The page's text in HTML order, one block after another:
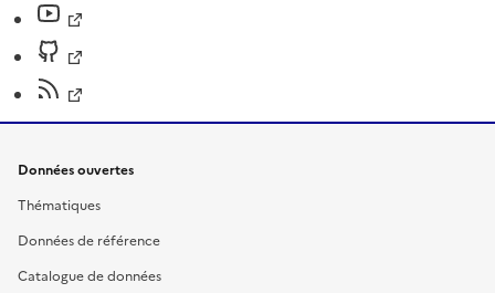
Données ouvertes
Thématiques
Données de référence
Catalogue de données